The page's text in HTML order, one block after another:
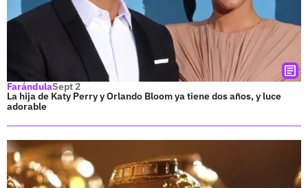
FarándulaSept 2
La hija de Katy Perry y Orlando Bloom ya tiene dos años, y luce
adorable